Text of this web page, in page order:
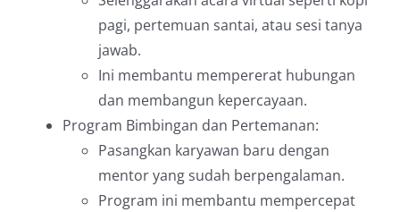
pagi, pertemuan santai, atau sesi tanya
jawab.
Ini membantu mempererat hubungan
dan membangun kepercayaan.
Program Bimbingan dan Pertemanan:
Pasangkan karyawan baru dengan
mentor yang sudah berpengalaman.
Program ini membantu mempercepat